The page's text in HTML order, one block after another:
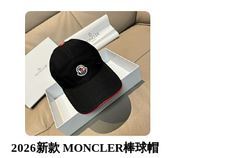
2026新款 MONCLER棒球帽